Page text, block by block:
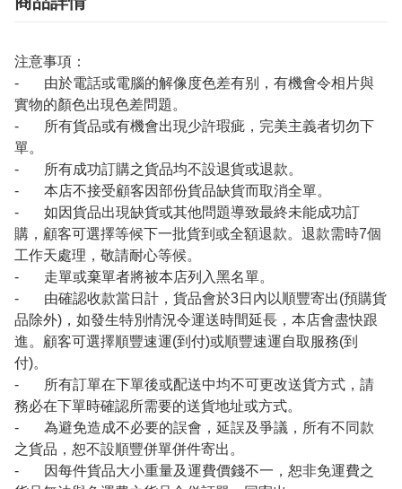
注意事項：
- 由於電話或電腦的解像度色差有别，有機會令相片與
實物的顏色出現色差問題。
- 所有貨品或有機會出現少許瑕疵，完美主義者切勿下
單。
- 所有成功訂購之貨品均不設退貨或退款。
- 本店不接受顧客因部份貨品缺貨而取消全單。
- 如因貨品出現缺貨或其他問題導致最終未能成功訂
購，顧客可選擇等候下一批貨到或全額退款。退款需時7個
工作天處理，敬請耐心等候。
- 走單或棄單者將被本店列入黑名單。
- 由確認收款當日計，貨品會於3日內以順豐寄出(預購貨
品除外)，如發生特別情況令運送時間延長，本店會盡快跟
進。顧客可選擇順豐速運(到付)或順豐速運自取服務(到
付)。
- 所有訂單在下單後或配送中均不可更改送貨方式，請
務必在下單時確認所需要的送貨地址或方式。
- 為避免造成不必要的誤會，延誤及爭議，所有不同款
之貨品，恕不設順豐併單併件寄出。
- 因每件貨品大小重量及運費價錢不一，恕非免運費之